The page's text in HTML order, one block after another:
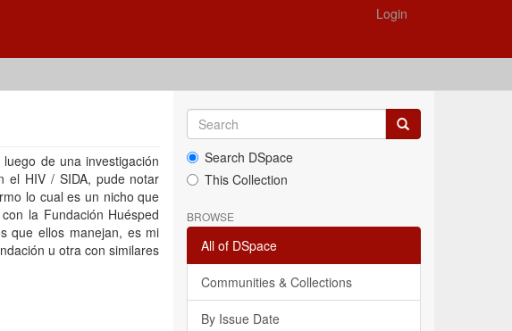
Login
de una investigación
el HIV / SIDA, pude notar
lo cual es un nicho que
la Fundación Huésped
que ellos manejan, es mi
u otra con similares
Search DSpace
This Collection
BROWSE
All of DSpace
Communities & Collections
By Issue Date